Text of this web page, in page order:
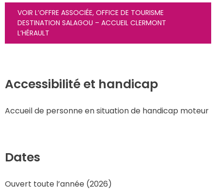
VOIR L’OFFRE ASSOCIÉE, OFFICE DE TOURISME
DESTINATION SALAGOU – ACCUEIL CLERMONT
L’HÉRAULT
Accessibilité et handicap
Accueil de personne en situation de handicap moteur
Dates
Ouvert toute l’année (2026)